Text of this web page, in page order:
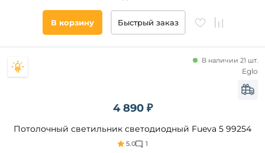
В корзину Быстрый заказ
4 890 ₽
Потолочный светильник светодиодный Fueva 5 99254
5.0 1
В наличии 21 шт.
Eglo